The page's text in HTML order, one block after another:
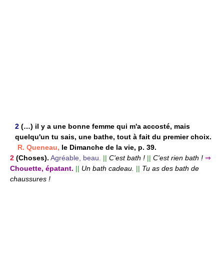
2 (…) il y a une bonne femme qui m'a accosté, mais
quelqu'un tu sais, une bathe, tout à fait du premier choix.
R. Queneau, le Dimanche de la vie, p. 39.
2 (Choses). Agréable, beau. || C'est bath ! || C'est rien bath ! ⇒
Chouette, épatant. || Un bath cadeau. || Tu as des bath de
chaussures !